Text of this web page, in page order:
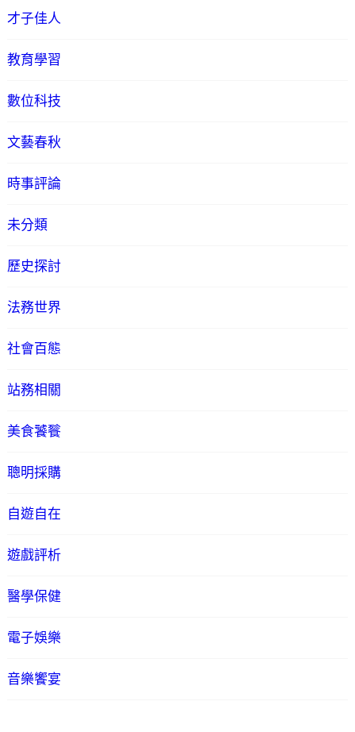
才子佳人
教育學習
數位科技
文藝春秋
時事評論
未分類
歷史探討
法務世界
社會百態
站務相關
美食饕餮
聰明採購
自遊自在
遊戲評析
醫學保健
電子娛樂
音樂饗宴